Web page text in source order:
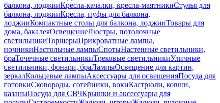
балкона, лоджииКресла-качалки, кресла-маятникиСтулья для
балкона, лоджииКресла, пуфы для балкона,
лоджииКомпактные столы для балкона, лоджииТовары для
дома, бакалеяОсвещениеЛюстры, потолочные
светильникиТоршерыПрикроватные лампы,
ночникиНастольные лампыСпотыНастенные светильники,
браТочечные светильникиТрековые светильникиУличные
светильники, фонари, браЛампыОсвещение для картин,
зеркалКольцевые лампыАксессуары для освещенияПосуда для
готовкиСковороды, сотейники, вокиКастрюли, ковши,
казаныПосуда для СВЧКрышки и аксессуары для